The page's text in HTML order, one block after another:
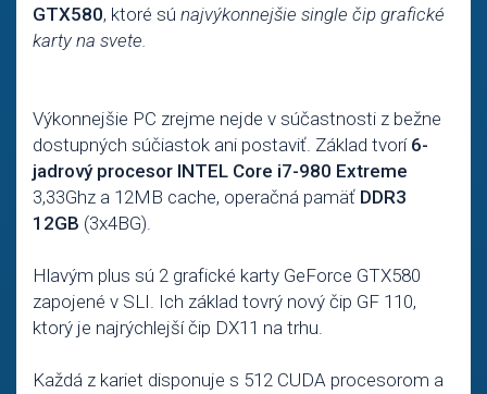
GTX580, ktoré sú najvýkonnejšie single čip grafické
karty na svete.
Výkonnejšie PC zrejme nejde v súčastnosti z bežne
dostupných súčiastok ani postaviť. Základ tvorí 6-
jadrový procesor INTEL Core i7-980 Extreme
3,33Ghz a 12MB cache, operačná pamäť DDR3
12GB (3x4BG).
Hlavým plus sú 2 grafické karty GeForce GTX580
zapojené v SLI. Ich základ tovrý nový čip GF 110,
ktorý je najrýchlejší čip DX11 na trhu.
Každá z kariet disponuje s 512 CUDA procesorom a